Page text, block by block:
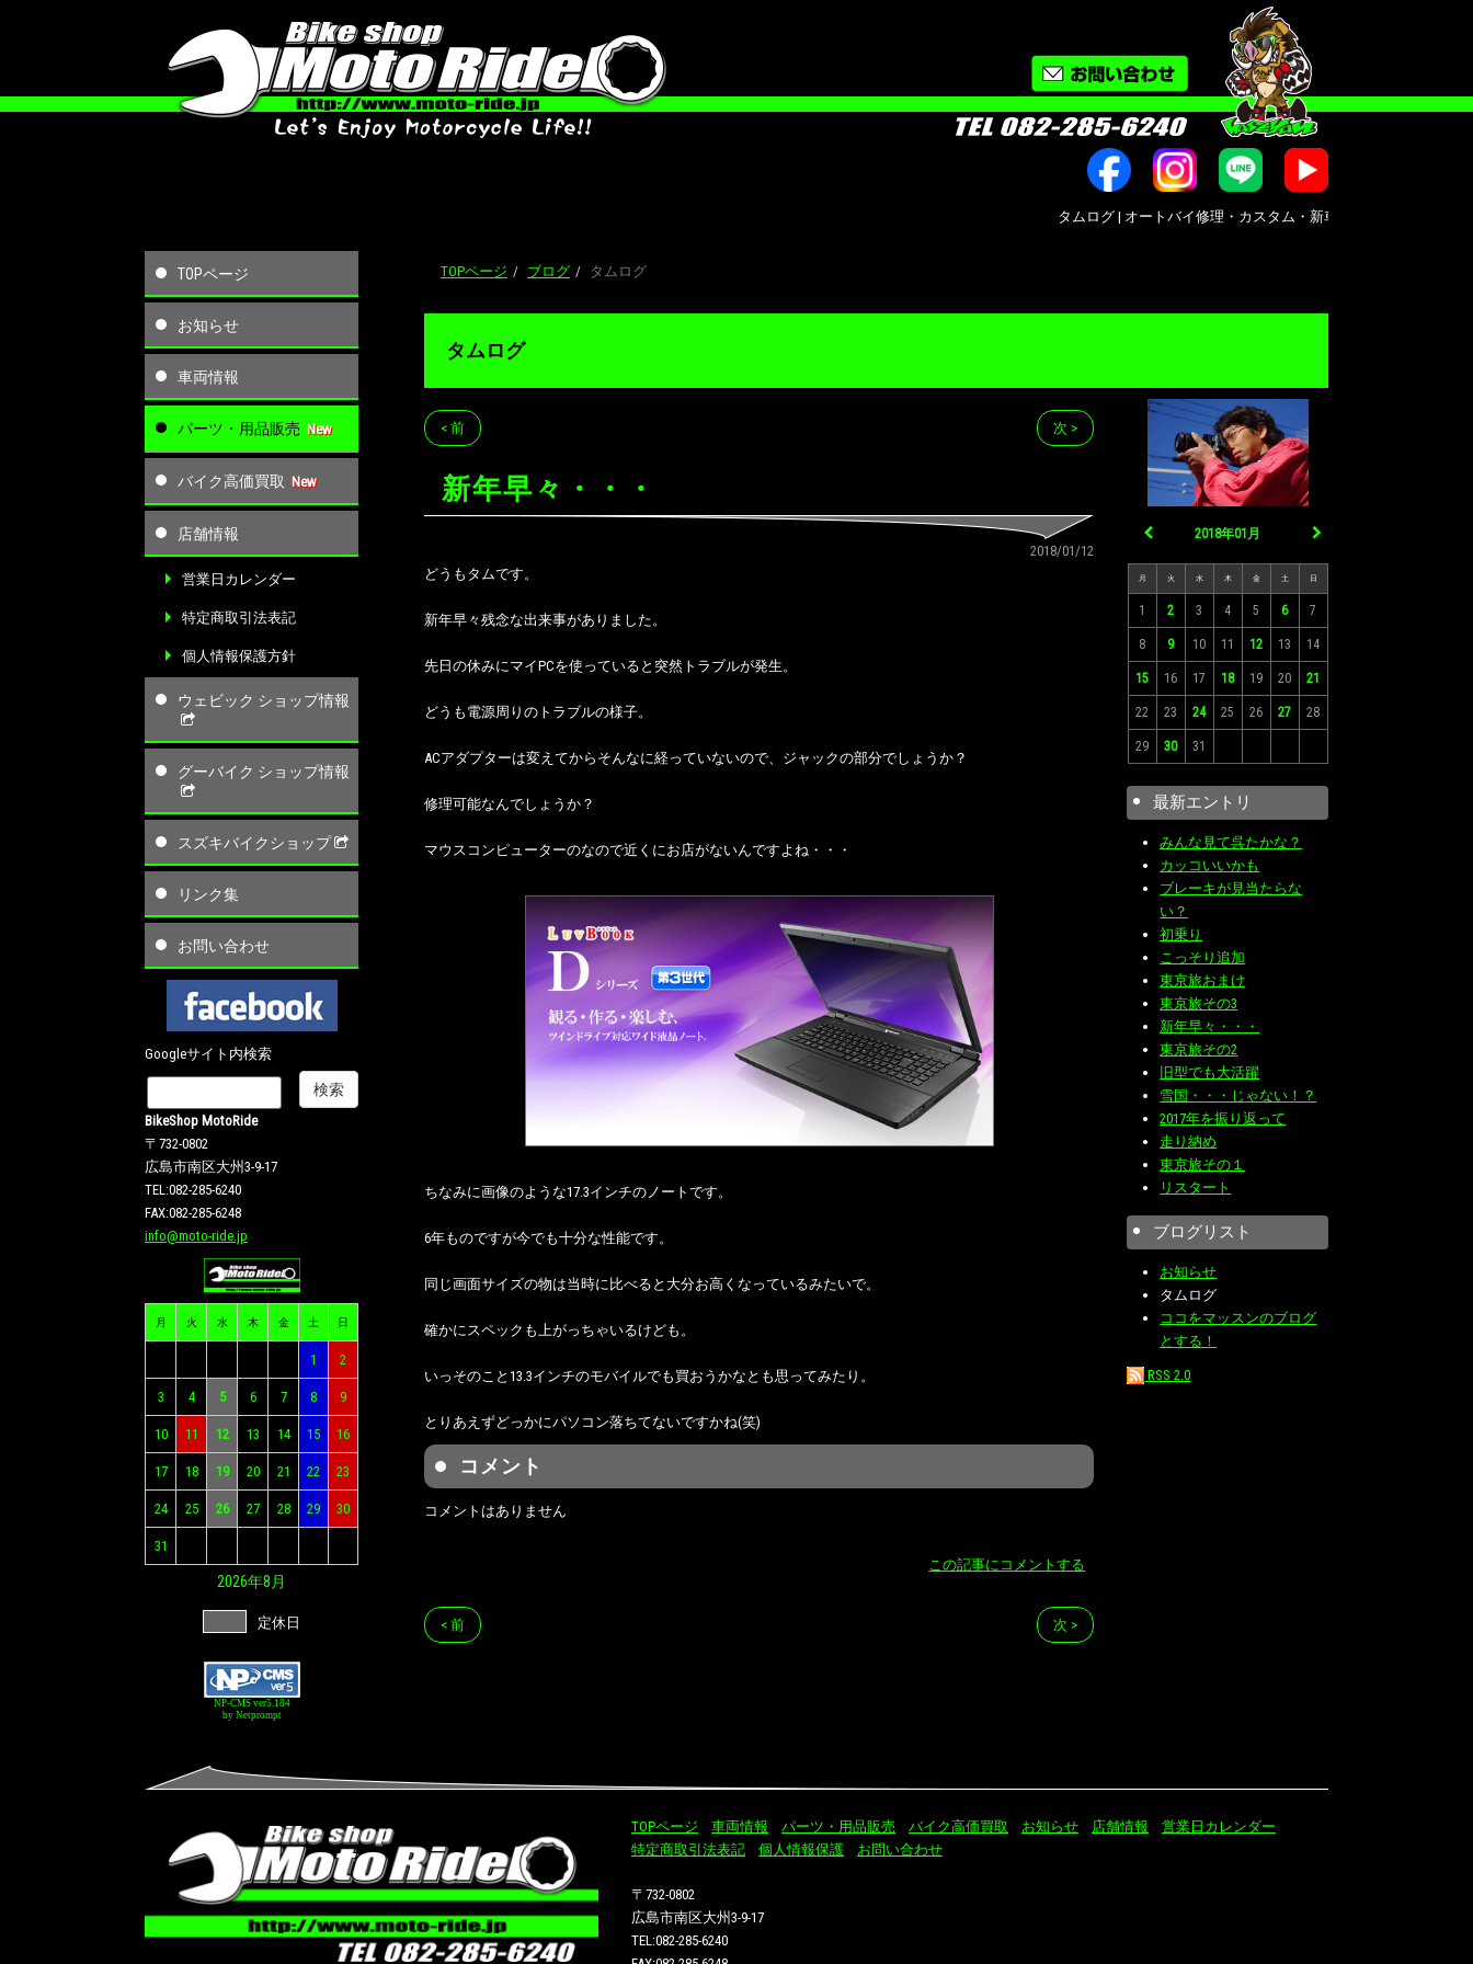
タムログ | オートバイ修理・カスタム・新車中古車販売｜広島市南区
TOPページ
お知らせ
車両情報
パーツ・用品販売
バイク高価買取
店舗情報
営業日カレンダー
特定商取引法表記
個人情報保護方針
ウェビック ショップ情報
グーバイク ショップ情報
スズキバイクショップ
リンク集
お問い合わせ
Googleサイト内検索
BikeShop MotoRide
〒732-0802
広島市南区大州3-9-17
TEL:082-285-6240
FAX:082-285-6248
info@moto-ride.jp
月 火 水 木 金 土 日
1 2
3 4 5 6 7 8 9
10 11 12 13 14 15 16
17 18 19 20 21 22 23
24 25 26 27 28 29 30
31
2026年8月
定休日
NP-CMS ver5.184
by Netprompt
TOPページ ブログ タムログ
タムログ
< 前 次 >
新年早々・・・
2018/01/12
どうもタムです。
新年早々残念な出来事がありました。
先日の休みにマイPCを使っていると突然トラブルが発生。
どうも電源周りのトラブルの様子。
ACアダプターは変えてからそんなに経っていないので、ジャックの部分でしょうか？
修理可能なんでしょうか？
マウスコンピューターのなので近くにお店がないんですよね・・・
ちなみに画像のような17.3インチのノートです。
6年ものですが今でも十分な性能です。
同じ画面サイズの物は当時に比べると大分お高くなっているみたいで。
確かにスペックも上がっちゃいるけども。
いっそのこと13.3インチのモバイルでも買おうかなとも思ってみたり。
とりあえずどっかにパソコン落ちてないですかね(笑)
コメント
コメントはありません
この記事にコメントする
< 前 次 >
2018年01月
月 火 水 木 金 土 日
1 2 3 4 5 6 7
8 9 10 11 12 13 14
15 16 17 18 19 20 21
22 23 24 25 26 27 28
29 30 31
最新エントリ
みんな見て呉たかな？
カッコいいかも
ブレーキが見当たらな
い？
初乗り
こっそり追加
東京旅おまけ
東京旅その3
新年早々・・・
東京旅その2
旧型でも大活躍
雪国・・・じゃない！？
2017年を振り返って
走り納め
東京旅その１
リスタート
ブログリスト
お知らせ
タムログ
ココをマッスンのブログ
とする！
RSS 2.0
TOPページ 車両情報 パーツ・用品販売 バイク高価買取 お知らせ 店舗情報
営業日カレンダー
特定商取引法表記
個人情報保護 お問い合わせ
〒732-0802
広島市南区大州3-9-17
TEL:082-285-6240